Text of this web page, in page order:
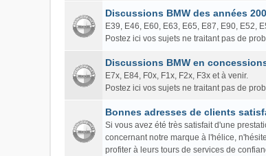
Discussions BMW des années
E39, E46, E60, E63, E65, E87, E90, E52,
Postez ici vos sujets ne traitant pas de
Discussions BMW en
E7x, E84, F0x, F1x, F2x, F3x et à venir.
Postez ici vos sujets ne traitant pas de
Bonnes adresses de clients
Si vous avez été très satisfait d'une
concernant notre marque à l'hélice,
profiter à leurs tours de services de